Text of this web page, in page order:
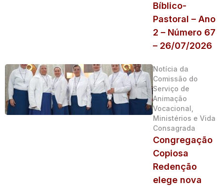
Bíblico-
Pastoral – Ano
2 – Número 67
– 26/07/2026
Notícia da
Comissão do
Serviço de
Animação
Vocacional,
Ministérios e Vida
Consagrada
Congregação
Copiosa
Redenção
elege nova